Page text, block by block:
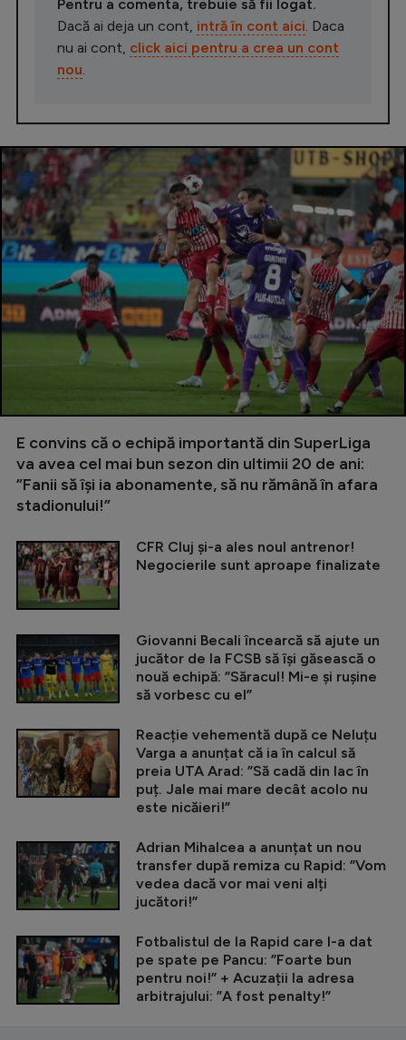
Pentru a comenta, trebuie să fii logat.
Dacă ai deja un cont, intră în cont aici . Daca
nu ai cont, click aici pentru a crea un cont
nou
E convins că o echipă importantă din SuperLiga
va avea cel mai bun sezon din ultimii 20 de ani:
”Fanii să își ia abonamente, să nu rămână în afara
stadionului!”
CFR Cluj și-a ales noul antrenor!
Negocierile sunt aproape finalizate
Giovanni Becali încearcă să ajute un
jucător de la FCSB să își găsească o
nouă echipă: ”Săracul! Mi-e și rușine
să vorbesc cu el”
Reacție vehementă după ce Neluțu
Varga a anunțat că ia în calcul să
preia UTA Arad: ”Să cadă din lac în
puț. Jale mai mare decât acolo nu
este nicăieri!”
Adrian Mihalcea a anunțat un nou
transfer după remiza cu Rapid: ”Vom
vedea dacă vor mai veni alți
jucători!”
Fotbalistul de la Rapid care l-a dat
pe spate pe Pancu: ”Foarte bun
pentru noi!” + Acuzații la adresa
arbitrajului: ”A fost penalty!”